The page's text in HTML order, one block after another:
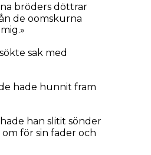
bröders döttrar
de oomskurna
sak med
hade hunnit fram
han slitit sönder
för sin fader och